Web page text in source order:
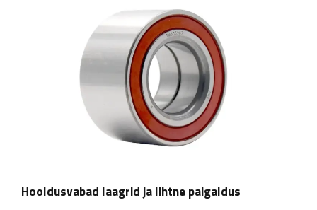
Hooldusvabad laagrid ja lihtne paigaldus